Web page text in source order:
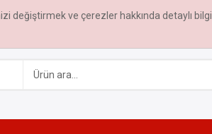
ve çerezler hakkında detaylı